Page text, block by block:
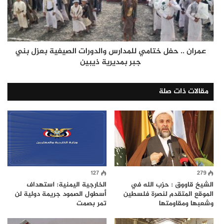
عمران .. حفل ختامي للمدارس والدورات الصيفية بعزل بني
جبر بمديرية ذيبين
مقالات ذات صلة
279
الشيخ قاووق : حزب الله في
الموقع المتقدم لنصرة فلسطين
وشعبها ومقاومتها
127
الخارجية اليمنية: استهداف
أسطول الصمود جريمة دولية لن
تمر بصمت